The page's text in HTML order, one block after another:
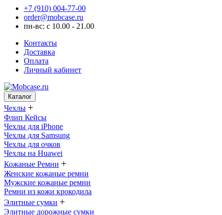
+7 (910) 004-77-00
order@mobcase.ru
пн-вс: с 10.00 - 21.00
Контакты
Доставка
Оплата
Личный кабинет
Каталог
Чехлы +
Флип Кейсы
Чехлы для iPhone
Чехлы для Samsung
Чехлы для очков
Чехлы на Huawei
Кожаные Ремни +
Женские кожаные ремни
Мужские кожаные ремни
Ремни из кожи крокодила
Элитные сумки +
Элитные дорожные сумки